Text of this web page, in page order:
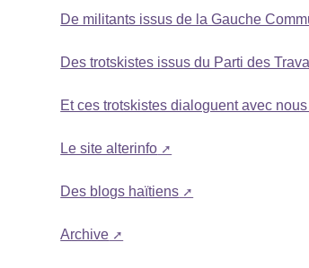
De militants issus de la Gauche
Des trotskistes issus du Parti des
Et ces trotskistes dialoguent avec
Le site alterinfo
Des blogs haïtiens
Archive